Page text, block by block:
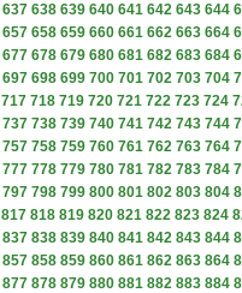
637 638 639 640 641 642 643 644
657 658 659 660 661 662 663 664
677 678 679 680 681 682 683 684
697 698 699 700 701 702 703 704
717 718 719 720 721 722 723 724
737 738 739 740 741 742 743 744
757 758 759 760 761 762 763 764
777 778 779 780 781 782 783 784
797 798 799 800 801 802 803 804
817 818 819 820 821 822 823 824
837 838 839 840 841 842 843 844
857 858 859 860 861 862 863 864
877 878 879 880 881 882 883 884